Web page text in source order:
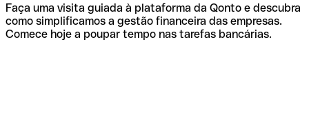
Faça uma visita guiada à plataforma da Qonto e descubra
como simplificamos a gestão financeira das empresas.
Comece hoje a poupar tempo nas tarefas bancárias.